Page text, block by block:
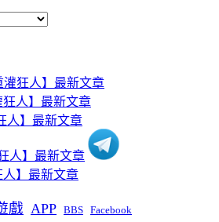
戲 APP BBS Facebook